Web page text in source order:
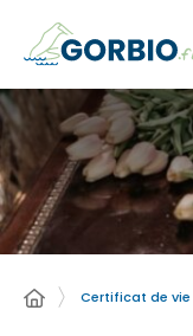
Certificat de vie